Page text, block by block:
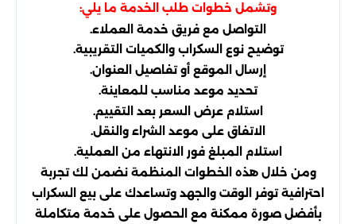
وتشمل خطوات طلب الخدمة ما يلي:
التواصل مع فريق خدمة العملاء.
توضيح نوع السكراب والكميات التقريبية.
إرسال الموقع أو تفاصيل العنوان.
تحديد موعد مناسب للمعاينة.
استلام عرض السعر بعد التقييم.
الاتفاق على موعد الشراء والنقل.
استلام المبلغ فور الانتهاء من العملية.
ومن خلال هذه الخطوات المنظمة نضمن لك تجربة
احترافية توفر الوقت والجهد وتساعدك على بيع السكراب
بأفضل صورة ممكنة مع الحصول على خدمة متكاملة